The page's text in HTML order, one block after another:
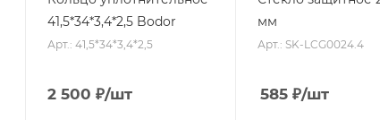
41,5*34*3,4*2,5 Bodor
Арт.: 41,5*34*3,4*2,5
2 500 ₽/шт
мм
Арт.: SK-LCG0024.4
585 ₽/шт